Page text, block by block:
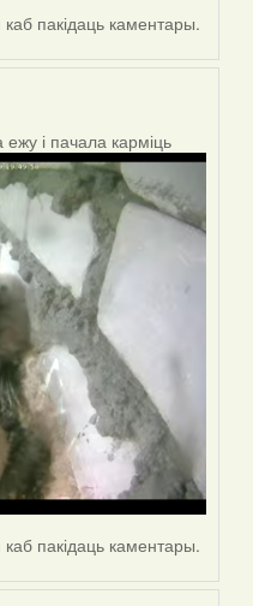
каб пакідаць каментары.
і пачала карміць
каб пакідаць каментары.